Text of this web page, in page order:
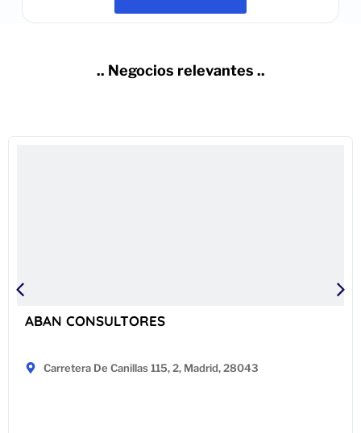
.. Negocios relevantes ..
ABAN CONSULTORES
Carretera De Canillas 115, 2, Madrid, 28043